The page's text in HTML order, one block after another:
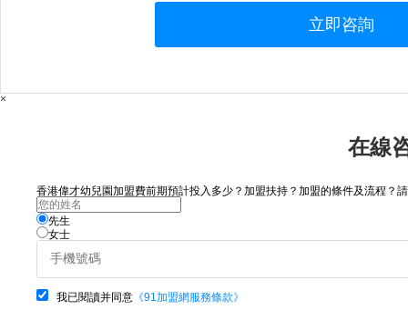
立即咨詢
×
在線
香港偉才幼兒園加盟費前期預計投入多少？加盟扶持？加盟的條件及流程？
先生
女士
我已閱讀并同意 《91加盟網服務條款》